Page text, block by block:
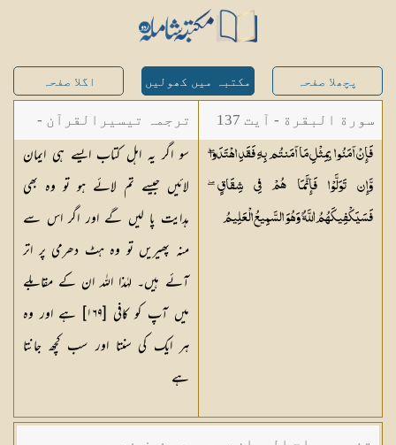
پچھلا صفحہ مکتبہ میں کھولیں اگلا صفحہ
سورة البقرة - آیت 137
فَإِنْ آمَنُوا بِمِثْلِ مَا آمَنتُم بِهِ فَقَدِ اهْتَدَوا ۖ
وَّإِن تَوَلَّوْا فَإِنَّمَا هُمْ فِي شِقَاقٍ ۖ
فَسَيَكْفِيكَهُمُ اللَّهُ ۚ وَهُوَ السَّمِيعُالْعَلِيمُ
ترجمہ تیسیرالقرآن -
مولانا عبد الرحمن
کیلانی
سو اگر یہ اہل کتاب ایسے ہی ایمان
لائیں جیسے تم لائے ہو تو وہ بھی
ہدایت پا لیں گے اور اگر اس سے
منہ پھیریں تو وہ ہٹ دھرمی پر اتر
آئے ہیں۔ لہٰذا اللہ ان کے مقابلے
میں آپ کو کافی [١٦٩] ہے اور وہ
ہر ایک کی سنتا اور سب کچھ جانتا
ہے